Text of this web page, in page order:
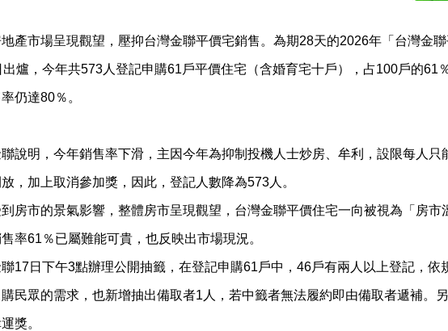
產市場呈現觀望，壓抑台灣金聯平價宅銷售。為期28天的2026年「台灣金
出爐，今年共573人登記申購61戶平價住宅（含婚育宅十戶），占100戶的61
仍達80％。
說明，今年銷售率下滑，主因今年為抑制投機人士炒房、牟利，設限每人只
，加上取消參加獎，因此，登記人數降為573人。
到房市的景氣影響，整體房市呈現觀望，台灣金聯平價住宅一向被視為「房市
率61％已屬難能可貴，也反映出市場現況。
17日下午3點辦理公開抽籤，在登記申購61戶中，46戶有兩人以上登記，依
購民眾的需求，也新增抽出備取者1人，若中籤者無法履約即由備取者遞補。
獎。